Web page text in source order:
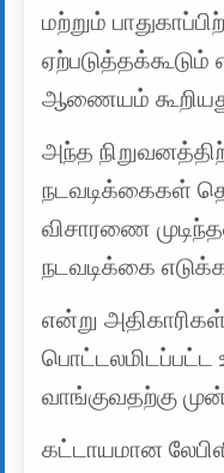
மற்றும்
ஆணையம்
அந்த
நடவடிக்கைகள்
விசாரணை
நடவடிக்கை
என்று
வாங்குவதற்கு
கட்டாயமான